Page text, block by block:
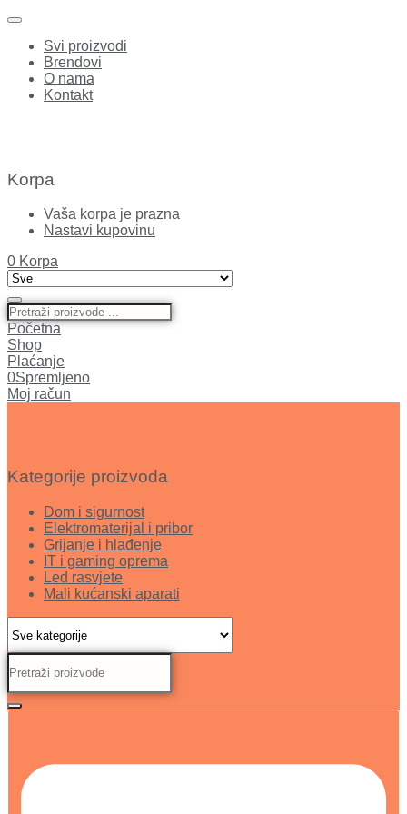
Svi proizvodi
Brendovi
O nama
Kontakt
Korpa
Vaša korpa je prazna
Nastavi kupovinu
0 Korpa
Početna
Shop
Plaćanje
0Spremljeno
Moj račun
Kategorije proizvoda
Dom i sigurnost
Elektromaterijal i pribor
Grijanje i hlađenje
IT i gaming oprema
Led rasvjete
Mali kućanski aparati